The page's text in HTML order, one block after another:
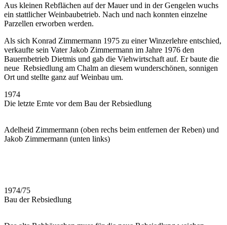
Aus kleinen Rebflächen auf der Mauer und in der Gengelen wuchs
ein stattlicher Weinbaubetrieb. Nach und nach konnten einzelne
Parzellen erworben werden.
Als sich Konrad Zimmermann 1975 zu einer Winzerlehre entschied,
verkaufte sein Vater Jakob Zimmermann im Jahre 1976 den
Bauernbetrieb Dietmis und gab die Viehwirtschaft auf. Er baute die
neue Rebsiedlung am Chalm an diesem wunderschönen, sonnigen
Ort und stellte ganz auf Weinbau um.
1974
Die letzte Ernte vor dem Bau der Rebsiedlung
Adelheid Zimmermann (oben rechs beim entfernen der Reben) und
Jakob Zimmermann (unten links)
1974/75
Bau der Rebsiedlung